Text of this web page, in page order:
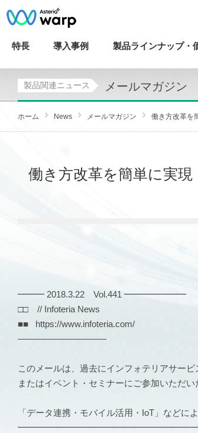
特長 導入事例 製品ラインナップ・
製品関連ニュース メールマガジン
ホーム News メールマガジン 働き方改革を
働き方改革を簡単に実
━━━ 2018.3.22 Vol.441 ━━━━━━━
□□ // Infoteria News
■■ https://www.infoteria.com/
——————————
このメールは、過去にインフォテリアサービ
またはイベント・セミナーにご参加いただい
「データ連携・モバイル活用・IoT」などに